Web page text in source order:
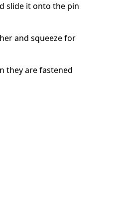
slide it onto the pin
and squeeze for
they are fastened